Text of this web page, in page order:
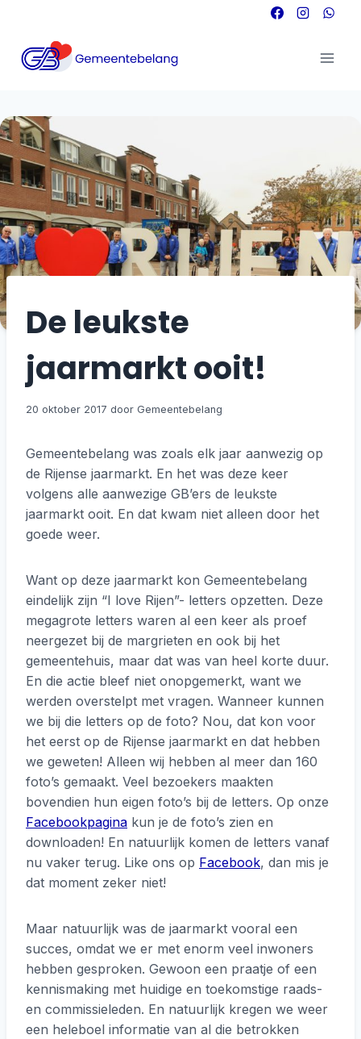
inhoud
De leukste
jaarmarkt ooit!
20 oktober 2017
Gemeentebelang was zoals elk jaar aanwezig op
de Rijense jaarmarkt. En het was deze keer
volgens alle aanwezige GB’ers de leukste
jaarmarkt ooit. En dat kwam niet alleen door het
goede weer.
Want op deze jaarmarkt kon Gemeentebelang
eindelijk zijn “I love Rijen”- letters opzetten. Deze
megagrote letters waren al een keer als proef
neergezet bij de margrieten en ook bij het
gemeentehuis, maar dat was van heel korte duur.
En die actie bleef niet onopgemerkt, want we
werden overstelpt met vragen. Wanneer kunnen
we bij die letters op de foto? Nou, dat kon voor
het eerst op de Rijense jaarmarkt en dat hebben
we geweten! Alleen wij hebben al meer dan 160
foto’s gemaakt. Veel bezoekers maakten
bovendien hun eigen foto’s bij de letters. Op onze
Facebookpagina kun je de foto’s zien en
downloaden! En natuurlijk komen de letters vanaf
nu vaker terug. Like ons op Facebook, dan mis je
dat moment zeker niet!
Maar natuurlijk was de jaarmarkt vooral een
succes, omdat we er met enorm veel inwoners
hebben gesproken. Gewoon een praatje of een
kennismaking met huidige en toekomstige raads-
en commissieleden. En natuurlijk kregen we weer
een heleboel informatie van al die betrokken